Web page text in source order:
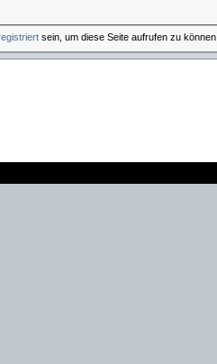
sein, um diese Seite aufrufen zu können.